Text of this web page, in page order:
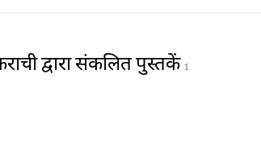
द्वारा संकलित पुस्तकें 1